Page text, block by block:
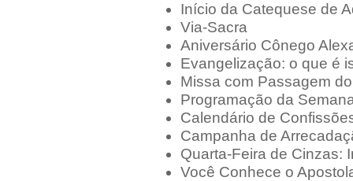
Início da Catequese de
Via-Sacra
Aniversário Cônego
Evangelização: o que é
Missa com Passagem
Programação da
Calendário de
Campanha de
Quarta-Feira de Cinzas:
Você Conhece o